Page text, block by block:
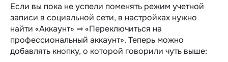
Если вы пока не успели поменять режим учетной
записи в социальной сети, в настройках нужно
найти «Аккаунт» ⇒ «Переключиться на
профессиональный аккаунт». Теперь можно
добавлять кнопку, о которой говорили чуть выше: